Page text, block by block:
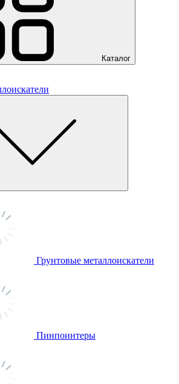
Каталог
Грунтовые металлоискатели
Пинпоинтеры